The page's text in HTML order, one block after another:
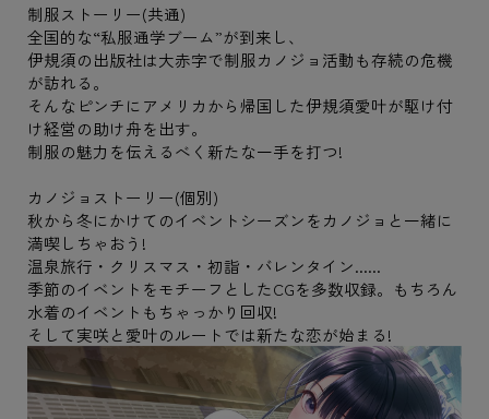
制服ストーリー(共通)
全国的な“私服通学ブーム”が到来し、
伊規須の出版社は大赤字で制服カノジョ活動も存続の危機
が訪れる。
そんなピンチにアメリカから帰国した伊規須愛叶が駆け付
け経営の助け舟を出す。
制服の魅力を伝えるべく新たな一手を打つ!
カノジョストーリー(個別)
秋から冬にかけてのイベントシーズンをカノジョと一緒に
満喫しちゃおう!
温泉旅行・クリスマス・初詣・バレンタイン......
季節のイベントをモチーフとしたCGを多数収録。もちろん
水着のイベントもちゃっかり回収!
そして実咲と愛叶のルートでは新たな恋が始まる!